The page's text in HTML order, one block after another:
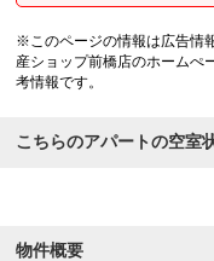
※このページの情報は広告情
産ショップ前橋店のホームぺ
考情報です。
こちらのアパートの空室
物件概要